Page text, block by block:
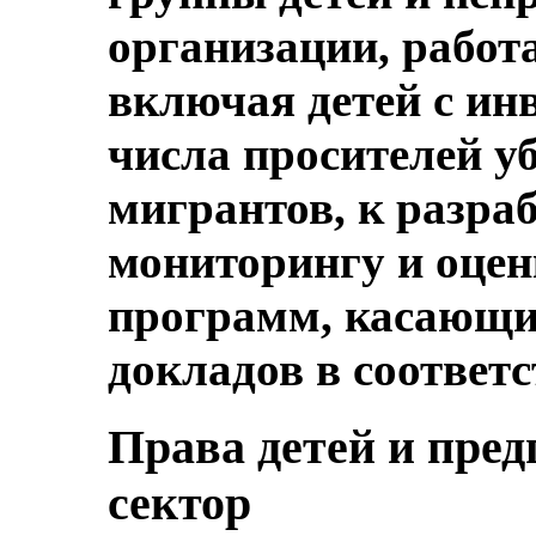
организации,
включая детей с
числа просителей
мигрантов, к
мониторингу и
программ,
докладов в
Права детей и
сектор